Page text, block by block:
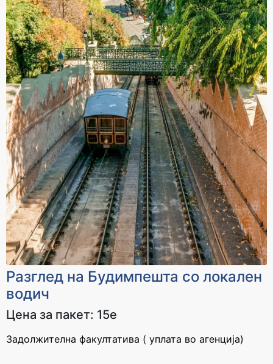
За уплата
30.000 - 33.000 ден
Cashback
2000 ден
За уплата
33.000 - 36.000 ден
Cashback
2200 ден
За уплата
36.000 - 39.000 ден
Cashback
2400 ден
За уплата
39.000 - 42.000 ден
Cashback
2600 ден
За уплата
42.000 - 45.000 ден
Cashback
2800 ден
За уплата
45.000 - 65.000 ден
Cashback
3300 ден
За уплата
65.000 - 85.000 ден
Cashback
3700 ден
За уплата
над 85.000 ден
Cashback
4100 ден
Разглед на Будимпешта со локален
водич
Цена за пакет: 15е
Задолжителна факултатива ( уплата во агенција)